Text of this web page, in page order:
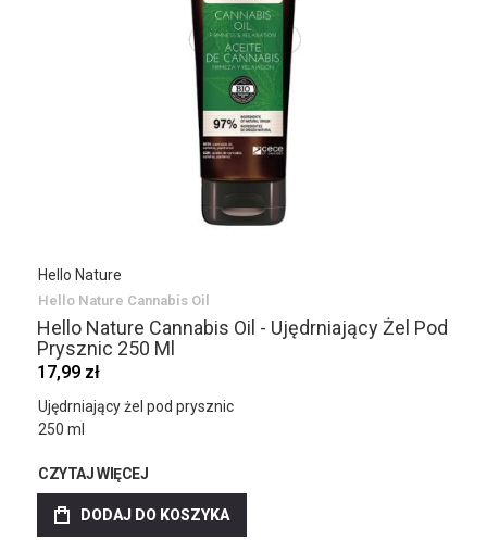
Hello Nature
Hello Nature Cannabis Oil
Hello Nature Cannabis Oil - Ujędrniający Żel Pod
Prysznic 250 Ml
17,99 zł
Ujędrniający żel pod prysznic
250 ml
CZYTAJ WIĘCEJ
DODAJ DO KOSZYKA